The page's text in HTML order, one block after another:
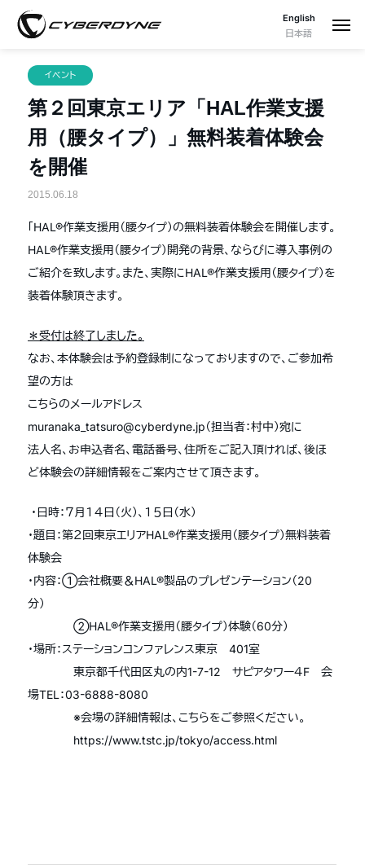
English
日本語
イベント
第２回東京エリア「HAL作業支援
用（腰タイプ）」無料装着体験会
を開催
2015.06.18
「HAL®作業支援用（腰タイプ）の無料装着体験会を開催します。
HAL®作業支援用（腰タイプ）開発の背景、ならびに導入事例の
ご紹介を致します。また、実際にHAL®作業支援用（腰タイプ）を
装着体験頂きます。
＊受付は終了しました。
なお、本体験会は予約登録制になっておりますので、ご参加希
望の方は
こちらのメールアドレス
muranaka_tatsuro@cyberdyne.jp（担当者：村中）宛に
法人名、お申込者名、電話番号、住所をご記入頂ければ、後ほ
ど体験会の詳細情報をご案内させて頂きます。
・日時：７月１４日（火）、１５日（水）
・題目：第２回東京エリアHAL®作業支援用（腰タイプ）無料装着
体験会
・内容：①会社概要＆HAL®製品のプレゼンテーション（20
分）
②HAL®作業支援用（腰タイプ）体験（60分）
・場所：ステーションコンファレンス東京 401室
東京都千代田区丸の内1-7-12 サピアタワー４F 会
場TEL：03-6888-8080
※会場の詳細情報は、こちらをご参照ください。
https://www.tstc.jp/tokyo/access.html